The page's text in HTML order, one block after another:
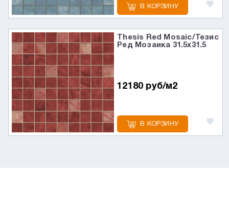
В КОРЗИНУ
Thesis Red Mosaic/Тезис
Ред Мозаика 31.5x31.5
12180 руб/м2
В КОРЗИНУ